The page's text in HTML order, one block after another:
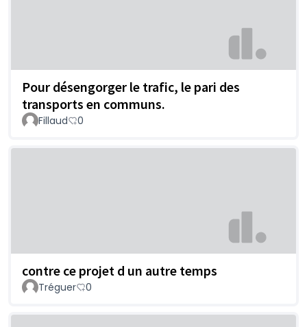
Pour désengorger le trafic, le pari des
transports en communs.
Fillaud 0
contre ce projet d un autre temps
Tréguer 0